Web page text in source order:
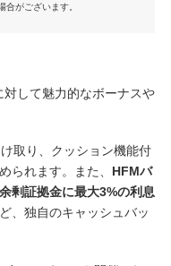
合がございます。
して魅力的なボーナスや
取り、クッション機能付
られます。また、 HFMバ
剰証拠金に最大3%の利息
、独自のキャッシュバッ